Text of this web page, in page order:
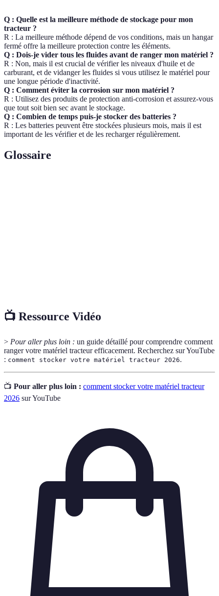
Q : Quelle est la meilleure méthode de stockage pour mon
tracteur ?
R : La meilleure méthode dépend de vos conditions, mais un hangar
fermé offre la meilleure protection contre les éléments.
Q : Dois-je vider tous les fluides avant de ranger mon matériel ?
R : Non, mais il est crucial de vérifier les niveaux d'huile et de
carburant, et de vidanger les fluides si vous utilisez le matériel pour
une longue période d'inactivité.
Q : Comment éviter la corrosion sur mon matériel ?
R : Utilisez des produits de protection anti-corrosion et assurez-vous
que tout soit bien sec avant le stockage.
Q : Combien de temps puis-je stocker des batteries ?
R : Les batteries peuvent être stockées plusieurs mois, mais il est
important de les vérifier et de les recharger régulièrement.
Glossaire
📺 Ressource Vidéo
> Pour aller plus loin : un guide détaillé pour comprendre comment
ranger votre matériel tracteur efficacement. Recherchez sur YouTube
: comment stocker votre matériel tracteur 2026.
📺 Pour aller plus loin : comment stocker votre matériel tracteur
2026 sur YouTube